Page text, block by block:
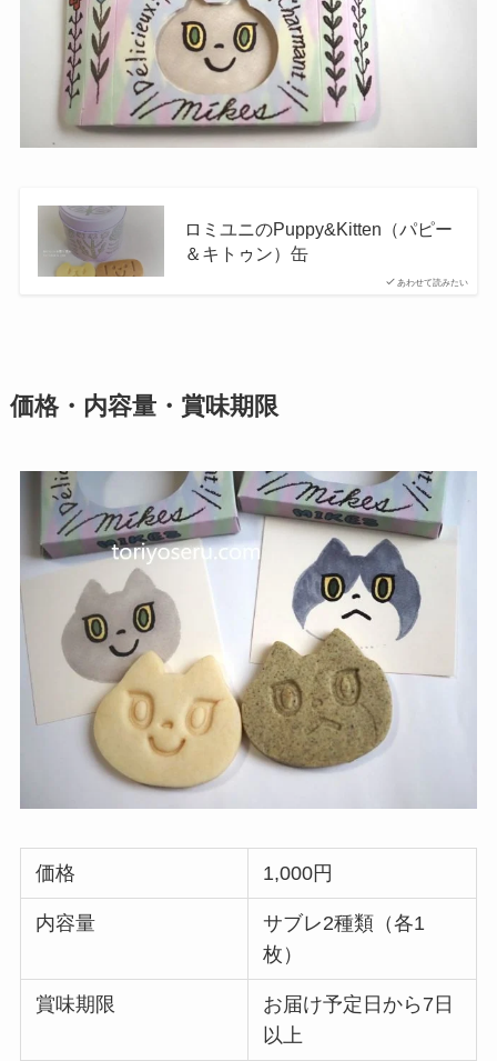
あわせて読みたい
ロミユニのPuppy&Kitten（パピー
＆キトゥン）缶
価格・内容量・賞味期限
価格 1,000円
内容量
サブレ2種類（各1
枚）
賞味期限
お届け予定日から7日
以上